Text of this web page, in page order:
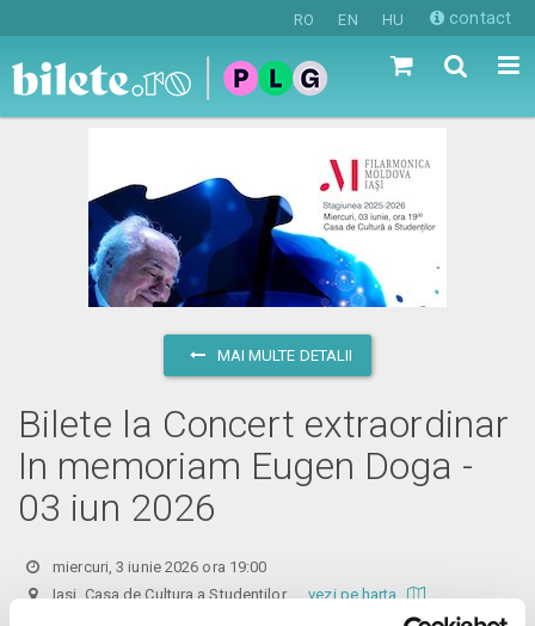
RO EN HU contact
MAI MULTE DETALII
Bilete la Concert extraordinar
In memoriam Eugen Doga -
03 iun 2026
miercuri, 3 iunie 2026 ora 19:00
Iasi, Casa de Cultura a Studentilorvezi pe harta